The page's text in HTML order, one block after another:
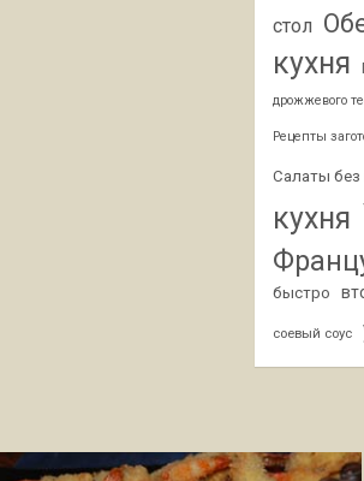
стол
кухня
дрожжевого
Рецепты
Салаты без
кухня
быстро
соевый соус